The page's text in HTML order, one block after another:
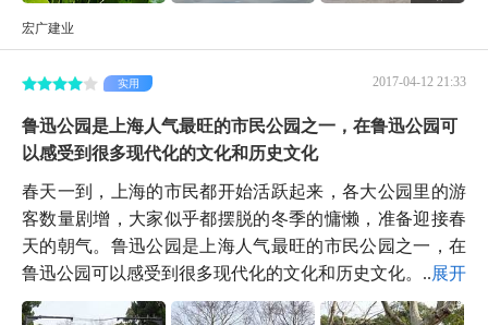
宏广建业
2017-04-12 21:33
实用
鲁迅公园是上海人气最旺的市民公园之一，在鲁迅公园可
以感受到很多现代化的文化和历史文化
春天一到，上海的市民都开始活跃起来，各大公园里的游
客数量剧增，大家似乎都摆脱的冬季的慵懒，准备迎接春
天的朝气。鲁迅公园是上海人气最旺的市民公园之一，在
鲁迅公园可以感受到很多现代化的文化和历史文化。...展开